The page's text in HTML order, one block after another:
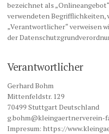
bezeichnet als
verwendeten Begrifflichkeiten,
„Verantwortlicher“ verweisen
der
Verantwortlicher
Gerhard Bohm
Mittenfeldstr. 129
70499 Stuttgart Deutschland
g.bohm@kleingaertnerverein-
Impresum: https://